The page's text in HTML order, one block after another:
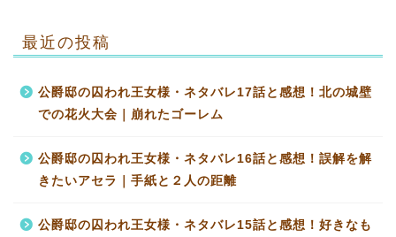
最近の投稿
公爵邸の囚われ王女様・ネタバレ17話と感想！北の城壁
での花火大会｜崩れたゴーレム
公爵邸の囚われ王女様・ネタバレ16話と感想！誤解を解
きたいアセラ｜手紙と２人の距離
公爵邸の囚われ王女様・ネタバレ15話と感想！好きなも